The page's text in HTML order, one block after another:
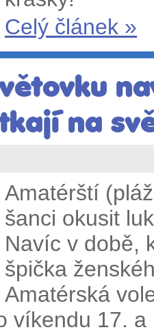
Celý článek »
na
Amatérští
šanci okusit
Navíc v době,
špička
Amatérská
víkendu 17.